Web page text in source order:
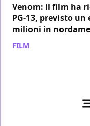
Venom: il film ha
PG-13, previsto un
milioni in
FILM